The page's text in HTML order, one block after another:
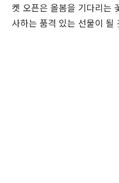
켓 오픈은 올봄을 기다리는
사하는 품격 있는 선물이 될